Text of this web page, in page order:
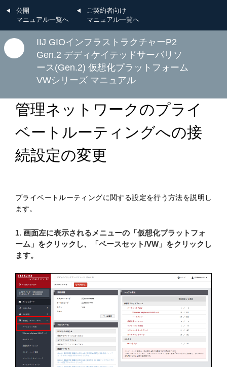
公開
マニュアル一覧へ
ご契約者向け
マニュアル一覧へ
IIJ GIOインフラストラクチャーP2
Gen.2 デディケイテッドサーバリソ
ース(Gen.2) 仮想化プラットフォーム
VWシリーズ マニュアル
C：コントロールパネルでのお申し込み方法
管理ネットワークのプライ
ベートルーティングへの接
続設定の変更
プライベートルーティングに関する設定を行う方法を説明し
ます。
1. 画面左に表示されるメニューの「仮想化プラットフォ
ーム」をクリックし、「ベースセット/VW」をクリックし
ます。